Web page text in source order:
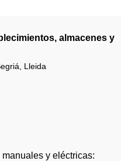
almacenes y
Lleida
y eléctricas: